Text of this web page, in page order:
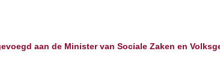
aan de Minister van Sociale Zaken en